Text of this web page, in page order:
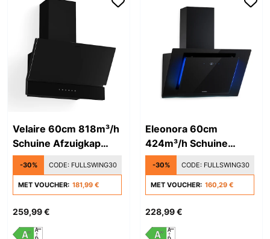
Velaire 60cm 818m³/h
Schuine Afzuigkap
Zwart
-30% CODE: FULLSWING30
MET VOUCHER: 181,99 €
259,99 €
Eleonora 60cm
424m³/h Schuine
Afzuigkap Zwart
-30% CODE: FULLSWING30
MET VOUCHER: 160,29 €
228,99 €